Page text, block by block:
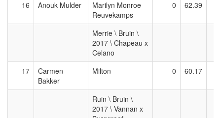
16
Anouk Mulder
Marilyn Monroe
Reuvekamps
0 62.39
Merrie \ Bruin \
2017 \ Chapeau x
Celano
17
Carmen
Bakker
Milton 0 60.17
Ruin \ Bruin \
2017 \ Vannan x